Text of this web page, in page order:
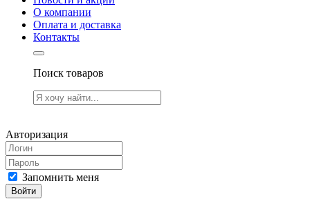
О компании
Оплата и доставка
Контакты
Поиск товаров
Авторизация
Запомнить меня
Войти